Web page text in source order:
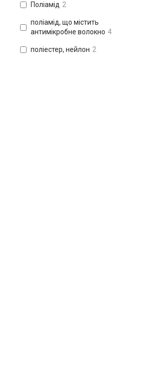
Поліамід 2
поліамід, що містить
антимікробне волокно 4
поліестер, нейлон 2